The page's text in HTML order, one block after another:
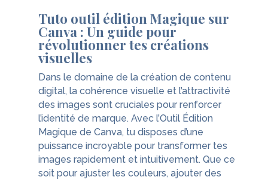
Tuto outil édition Magique sur
Canva : Un guide pour
révolutionner tes créations
visuelles
Dans le domaine de la création de contenu
digital, la cohérence visuelle et l’attractivité
des images sont cruciales pour renforcer
l’identité de marque. Avec l’Outil Édition
Magique de Canva, tu disposes d’une
puissance incroyable pour transformer tes
images rapidement et intuitivement. Que ce
soit pour ajuster les couleurs, ajouter des